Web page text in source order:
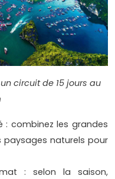
circuit de 15 jours au
: combinez les grandes
paysages naturels pour
: selon la saison,